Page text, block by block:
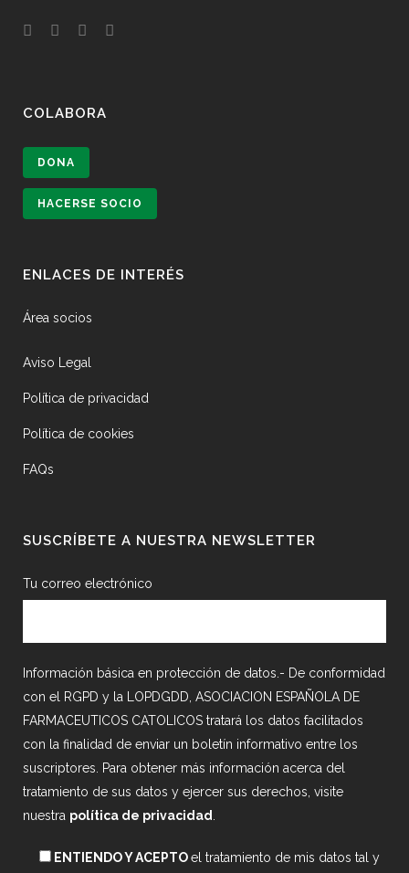
COLABORA
DONA
HACERSE SOCIO
ENLACES DE INTERÉS
Área socios
Aviso Legal
Política de privacidad
Política de cookies
FAQs
SUSCRÍBETE A NUESTRA NEWSLETTER
Tu correo electrónico
Información básica en protección de datos.- De conformidad
con el RGPD y la LOPDGDD, ASOCIACION ESPAÑOLA DE
FARMACEUTICOS CATOLICOS tratará los datos facilitados
con la finalidad de enviar un boletín informativo entre los
suscriptores. Para obtener más información acerca del
tratamiento de sus datos y ejercer sus derechos, visite
nuestra política de privacidad
ENTIENDO Y ACEPTOel tratamiento de mis datos tal y